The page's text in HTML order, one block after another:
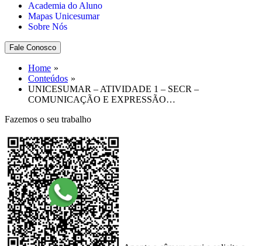
Academia do Aluno
Mapas Unicesumar
Sobre Nós
Fale Conosco
Home
Conteúdos
UNICESUMAR – ATIVIDADE 1 – SECR –
COMUNICAÇÃO E EXPRESSÃO…
Fazemos o seu trabalho